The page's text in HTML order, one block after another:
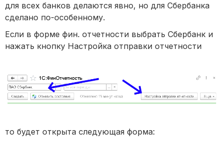
для всех банков делаются явно, но для Сбербанка
сделано по-особенному.
Если в форме фин. отчетности выбрать Сбербанк и
нажать кнопку Настройка отправки отчетности
то будет открыта следующая форма: